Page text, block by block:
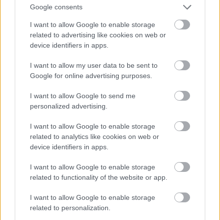
Google consents
I want to allow Google to enable storage
related to advertising like cookies on web or
device identifiers in apps.
I want to allow my user data to be sent to
Google for online advertising purposes.
I want to allow Google to send me
personalized advertising.
I want to allow Google to enable storage
related to analytics like cookies on web or
device identifiers in apps.
I want to allow Google to enable storage
related to functionality of the website or app.
I want to allow Google to enable storage
related to personalization.
A Cavour 1941 őszén, egy úszódokkban.
A támadás egy másik következménye volt, hogy
törölték a görög partok ellen a következő napokra
tervezett támadásokat. Az olasz haditengerészet
ugyanis, hogy végre csináljon valamit, és
elhallgattassa a flottát érő egyre súlyosabb
tervezett a Souda-öböl és Zakynthos ellen. A
majdnem a teljes flotta részvételével végrehajtott
kikötőket ágyúzták volna, partraszállást viszont nem
terveztek. Az egész akció végül is csak